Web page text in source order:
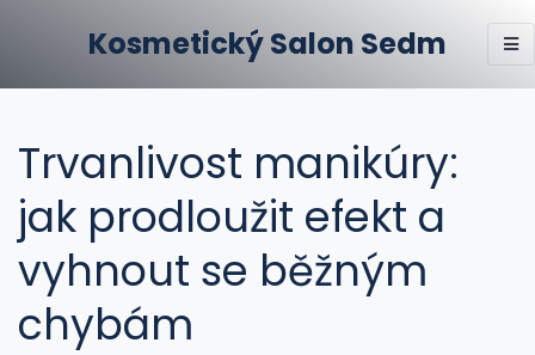
Kosmetický Salon Sedm
Trvanlivost manikúry:
jak prodloužit efekt a
vyhnout se běžným
chybám